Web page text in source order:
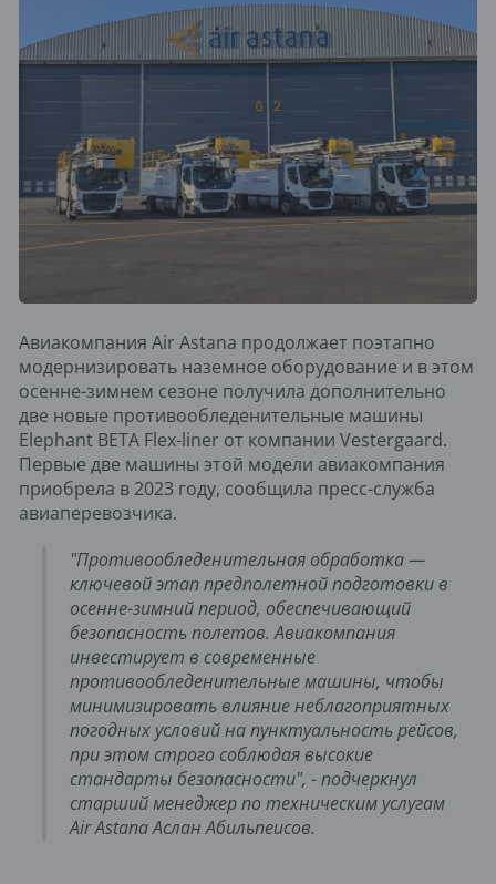
Авиакомпания Air Astana продолжает поэтапно
модернизировать наземное оборудование и в этом
осенне-зимнем сезоне получила дополнительно
две новые противообледенительные машины
Elephant BETA Flex-liner от компании Vestergaard.
Первые две машины этой модели авиакомпания
приобрела в 2023 году, сообщила пресс-служба
авиаперевозчика.
"Противообледенительная обработка —
ключевой этап предполетной подготовки в
осенне-зимний период, обеспечивающий
безопасность полетов. Авиакомпания
инвестирует в современные
противообледенительные машины, чтобы
минимизировать влияние неблагоприятных
погодных условий на пунктуальность рейсов,
при этом строго соблюдая высокие
стандарты безопасности", - подчеркнул
старший менеджер по техническим услугам
Air Astana Аслан Абильпеисов.